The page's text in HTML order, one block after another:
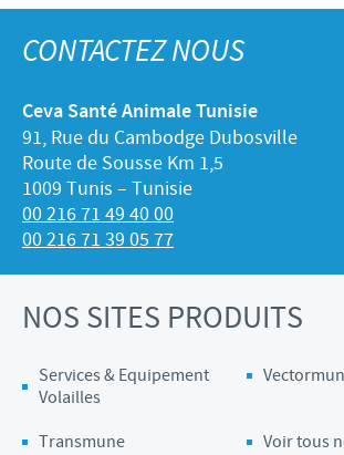
CONTACTEZ NOUS
Ceva Santé Animale Tunisie
91, Rue du Cambodge Dubosville
Route de Sousse Km 1,5
1009 Tunis – Tunisie
00 216 71 49 40 00
00 216 71 39 05 77
NOS SITES PRODUITS
Services & Equipement
Volailles
Transmune Voir tous